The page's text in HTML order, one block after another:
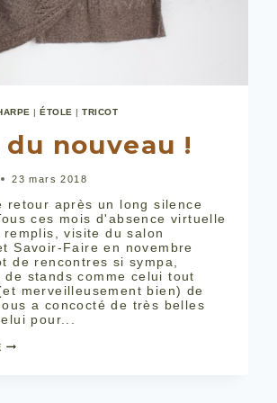
|ÉTOLE |TRICOT
nouveau !
23 mars 2018
retour après un long silence
ces mois d'absence virtuelle
visite du salon
Savoir-Faire en novembre
de rencontres si sympa,
de stands comme celui tout
merveilleusement bien) de
a concocté de très belles
pour...
ENFIN
DU